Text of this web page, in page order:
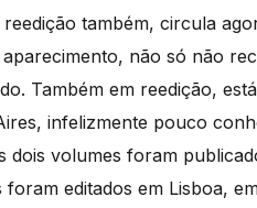
também, circula
não só não
Também em reedição,
infelizmente pouco
dois volumes foram
foram editados em Lisboa,